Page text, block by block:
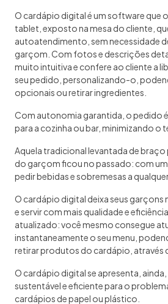
O cardápio digital é um software que
tablet, exposto na mesa do cliente,
autoatendimento, sem necessidade
garçom. Com fotos e descrições
muito intuitiva e confere ao cliente a
seu pedido, personalizando-o,
opcionais ou retirar ingredientes.
Com autonomia garantida, o pedido
para a cozinha ou bar, minimizando o
Aquela tradicional levantada de
do garçom ficou no passado: com
pedir bebidas e sobremesas a
O cardápio digital deixa seus garçons
e servir com mais qualidade e
atualizado: você mesmo consegue
instantaneamente o seu menu,
retirar produtos do cardápio, através
O cardápio digital se apresenta,
sustentável e eficiente para o
cardápios de papel ou plástico.